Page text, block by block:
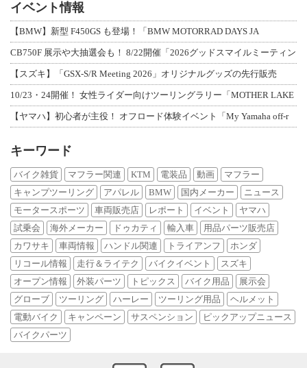
イベント情報
【BMW】新型 F450GS も登場！「BMW MOTORRAD DAYS JA
CB750F 展示や大抽選会も！ 8/22開催「2026グッドスマイルミーティン
【スズキ】「GSX-S/R Meeting 2026」オリジナルグッズの先行販売
10/23・24開催！ 女性ライダー向けツーリングラリー「MOTHER LAKE
【ヤマハ】初心者が主役！ オフロード体験イベント「My Yamaha off-r
キーワード
バイク雑貨 マフラー関連 KTM 電装品 動画
マフラー
キャンプツーリング
アパレル BMW 国内メーカー
ニュース
モータースポーツ
車両販売店 レポート イベント
ヤマハ
試乗会
海外メーカー ドゥカティ 輸入車
用品パーツ販売店
カワサキ
車両情報 ハンドル関連 トライアンフ
ホンダ
リコール情報
走行＆ライテク バイクイベント
スズキ
オープン情報
外装パーツ トピックス バイク用品
展示会
グローブ
ツーリング ハーレー ツーリング用品
ヘルメット
電動バイク
キャンペーン サスペンション
ピックアップニュース
バイクパーツ